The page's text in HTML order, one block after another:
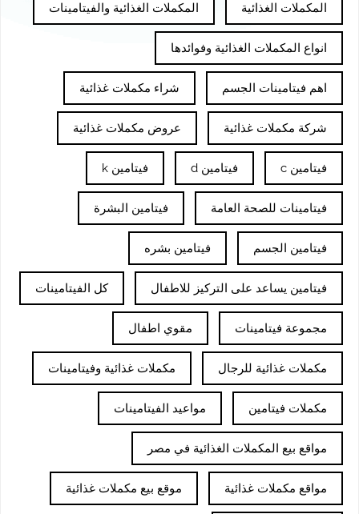
المكملات الغذائية المكملات الغذائية والفيتامينات
انواع المكملات الغذائية وفوائدها
اهم فيتامينات الجسم شراء مكملات غذائية
شركة مكملات غذائية عروض مكملات غذائية
فيتامين c فيتامين d فيتامين k
فيتامينات للصحة العامة فيتامين البشرة
فيتامين الجسم فيتامين بشره
فيتامين يساعد على التركيز للاطفال كل الفيتامينات
مجموعة فيتامينات مقوي اطفال
مكملات غذائية للرجال مكملات غذائية وفيتامينات
مكملات فيتامين مواعيد الفيتامينات
مواقع بيع المكملات الغذائية في مصر
مواقع مكملات غذائية موقع بيع مكملات غذائية